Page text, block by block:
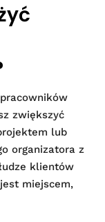
zwiększyć
lub
organizatora z
klientów
miejscem,